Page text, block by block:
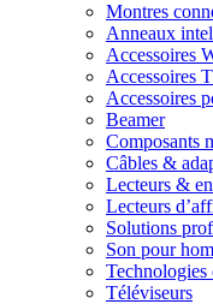
Montres
Anneaux
Accessoires
Accessoires
Accessoires
Beamer
Composants
Câbles &
Lecteurs &
Lecteurs
Solutions
Son pour
Téléviseurs